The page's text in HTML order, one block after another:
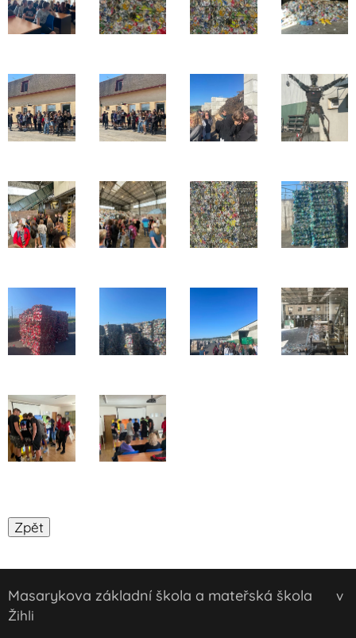
Masarykova základní škola a mateřská škola v
Žihli